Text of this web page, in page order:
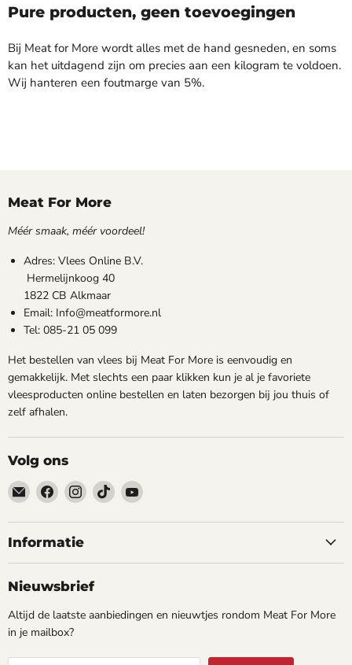
Pure producten, geen toevoegingen
Bij Meat for More wordt alles met de hand gesneden, en soms
kan het uitdagend zijn om precies aan een kilogram te voldoen.
Wij hanteren een foutmarge van 5%.
Meat For More
Méér smaak, méér voordeel!
Adres: Vlees Online B.V.
Hermelijnkoog 40
1822 CB Alkmaar
Email: Info@meatformore.nl
Tel: 085-21 05 099
Het bestellen van vlees bij Meat For More is eenvoudig en
gemakkelijk. Met slechts een paar klikken kun je al je favoriete
vleesproducten online bestellen en laten bezorgen bij jou thuis of
zelf afhalen.
Volg ons
Email
Meatformore.nl
Vind
ons
op
Facebook
Vind
ons
op
Vind
ons
op
Vind
op
Informatie
Nieuwsbrief
Altijd de laatste aanbiedingen en nieuwtjes rondom Meat For More
in je mailbox?